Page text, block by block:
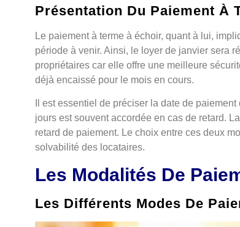
Présentation Du Paiement À
Le paiement à terme à échoir, quant à lui,
période à venir. Ainsi, le loyer de janvier sera
propriétaires car elle offre une meilleure
déjà encaissé pour le mois en cours.
Il est essentiel de préciser la date de
jours est souvent accordée en cas de retard.
retard de paiement. Le choix entre ces deux
solvabilité des locataires.
Les Modalités De
Les Différents Modes De